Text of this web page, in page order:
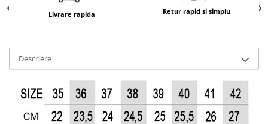
Livrare rapida Retur rapid si simplu
Descriere